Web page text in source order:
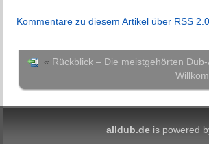
Kommentare zu diesem Artikel über RSS
« Rückblick – Die meistgehörten
alldub.deis powered